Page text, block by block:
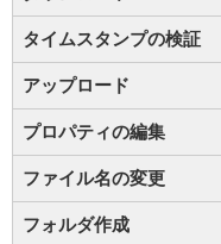
タイムスタンプの検証
アップロード
プロパティの編集
ファイル名の変更
フォルダ作成